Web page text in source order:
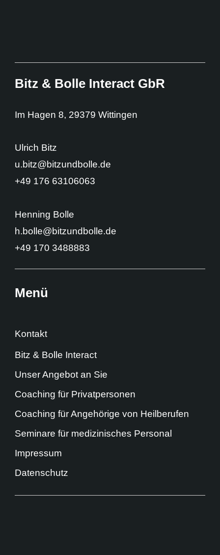
Bitz & Bolle Interact GbR​
Im Hagen 8, 29379 Wittingen
Ulrich Bitz
u.bitz@bitzundbolle.de
+49 176 63106063
Henning Bolle
h.bolle@bitzundbolle.de
+49 170 3488883
Menü
Kontakt
Bitz & Bolle Interact
Unser Angebot an Sie
Coaching für Privatpersonen
Coaching für Angehörige von Heilberufen
Seminare für medizinisches Personal
Impressum
Datenschutz